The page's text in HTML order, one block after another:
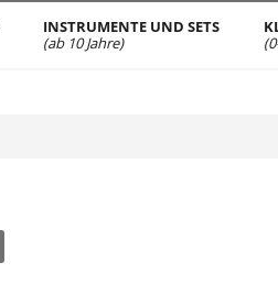
INSTRUMENTE UND SETS
(ab 10 Jahre)